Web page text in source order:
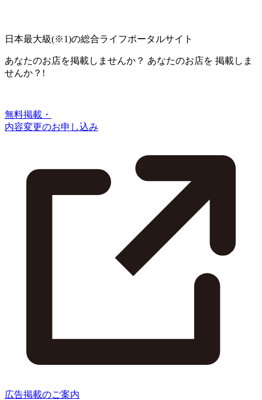
日本最大級(※1)の総合ライフポータルサイト
あなたのお店を掲載しませんか？ あなたのお店を 掲載しま
せんか？!
無料掲載・
内容変更のお申し込み
広告掲載のご案内